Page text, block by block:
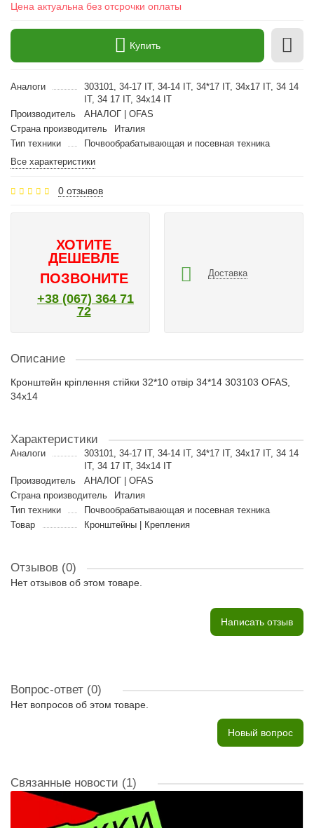
Цена актуальна без отсрочки оплаты
Купить
Аналоги
303101, 34-17 IT, 34-14 IT, 34*17 IT, 34x17 IT, 34 14
IT, 34 17 IT, 34x14 IT
Производитель
АНАЛОГ | OFAS
Страна производитель
Италия
Тип техники
Почвообрабатывающая и посевная техника
Все характеристики
0 отзывов
ХОТИТЕ
ДЕШЕВЛЕ
ПОЗВОНИТЕ
+38 (067) 364 71
72
Доставка
Описание
Кронштейн кріплення стійки 32*10 отвір 34*14 303103 OFAS,
34x14
Характеристики
Аналоги
303101, 34-17 IT, 34-14 IT, 34*17 IT, 34x17 IT, 34 14
IT, 34 17 IT, 34x14 IT
Производитель
АНАЛОГ | OFAS
Страна производитель
Италия
Тип техники
Почвообрабатывающая и посевная техника
Товар
Кронштейны | Крепления
Отзывов (0)
Нет отзывов об этом товаре.
Написать отзыв
Вопрос-ответ (0)
Нет вопросов об этом товаре.
Новый вопрос
Связанные новости (1)